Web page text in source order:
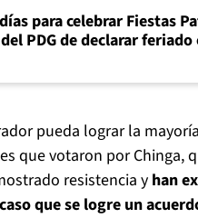
para celebrar Fiestas
PDG de declarar feriado
pueda lograr la
que votaron por Chinga,
resistencia yhan
que se logre un